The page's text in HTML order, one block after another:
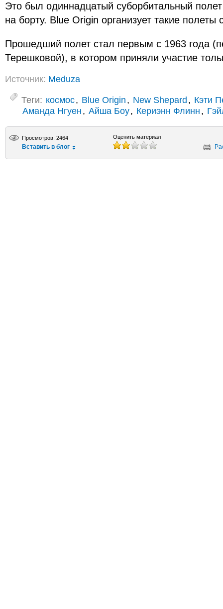
Это был одиннадцатый суборбитальный
на борту. Blue Origin организует такие полеты
Прошедший полет стал первым с 1963 года
Терешковой), в котором приняли участие
Источник: Meduza
Теги: космос, Blue Origin, New Shepard, Кэти
Аманда Нгуен, Айша Боу, Кериэнн Флинн,
Просмотров: 2464
Вставить в блог
Оценить материал